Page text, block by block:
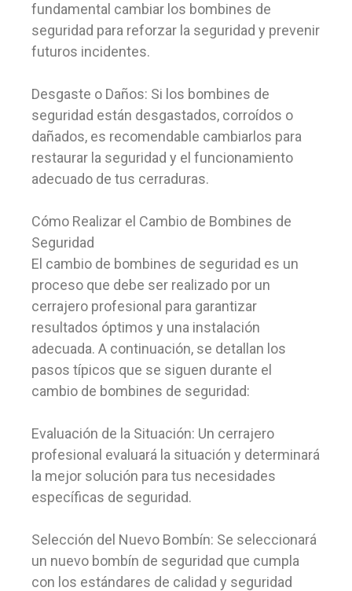
fundamental cambiar los bombines de
seguridad para reforzar la seguridad y prevenir
futuros incidentes.
Desgaste o Daños: Si los bombines de
seguridad están desgastados, corroídos o
dañados, es recomendable cambiarlos para
restaurar la seguridad y el funcionamiento
adecuado de tus cerraduras.
Cómo Realizar el Cambio de Bombines de
Seguridad
El cambio de bombines de seguridad es un
proceso que debe ser realizado por un
cerrajero profesional para garantizar
resultados óptimos y una instalación
adecuada. A continuación, se detallan los
pasos típicos que se siguen durante el
cambio de bombines de seguridad:
Evaluación de la Situación: Un cerrajero
profesional evaluará la situación y determinará
la mejor solución para tus necesidades
específicas de seguridad.
Selección del Nuevo Bombín: Se seleccionará
un nuevo bombín de seguridad que cumpla
con los estándares de calidad y seguridad